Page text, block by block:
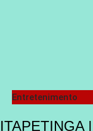
Entretenimento
ITAPETINGA |